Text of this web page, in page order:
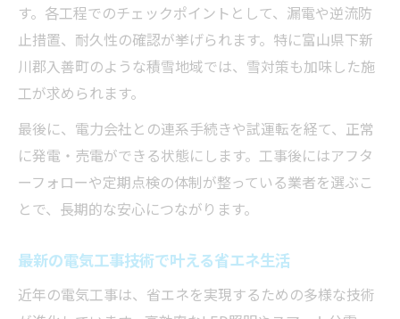
す。各工程でのチェックポイントとして、漏電や逆流防
止措置、耐久性の確認が挙げられます。特に富山県下新
川郡入善町のような積雪地域では、雪対策も加味した施
工が求められます。
最後に、電力会社との連系手続きや試運転を経て、正常
に発電・売電ができる状態にします。工事後にはアフタ
ーフォローや定期点検の体制が整っている業者を選ぶこ
とで、長期的な安心につながります。
最新の電気工事技術で叶える省エネ生活
近年の電気工事は、省エネを実現するための多様な技術